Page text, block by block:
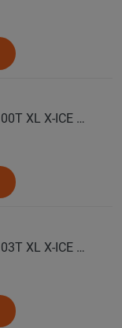
MICHELIN Автошина 215/60 R17 100T XL X-ICE NORTH 4 шип.
MICHELIN Автошина 215/65 R17 103T XL X-ICE NORTH 4 шип.